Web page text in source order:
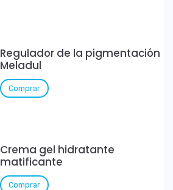
Regulador de la pigmentación
Meladul
Comprar
Crema gel hidratante
matificante
Comprar